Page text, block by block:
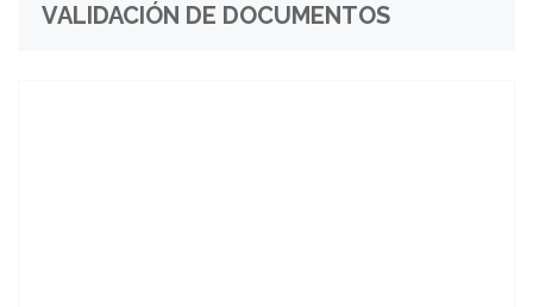
VALIDACIÓN DE DOCUMENTOS